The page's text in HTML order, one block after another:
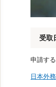
受取
申請す
日本外